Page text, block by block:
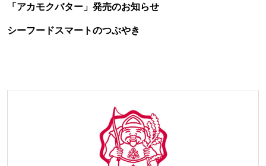
「アカモクバター」発売のお知らせ
シーフードスマートのつぶやき